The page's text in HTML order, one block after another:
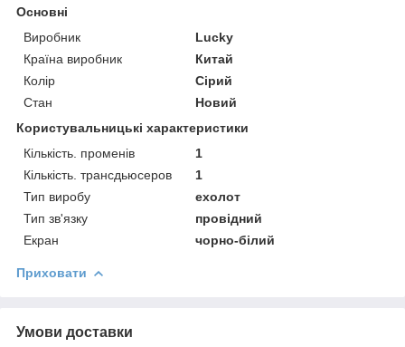
Основні
Виробник
Lucky
Країна виробник
Китай
Колір
Сірий
Стан
Новий
Користувальницькі характеристики
Кількість. променів
1
Кількість. трансдьюсеров
1
Тип виробу
ехолот
Тип зв'язку
провідний
Екран
чорно-білий
Приховати
Умови доставки